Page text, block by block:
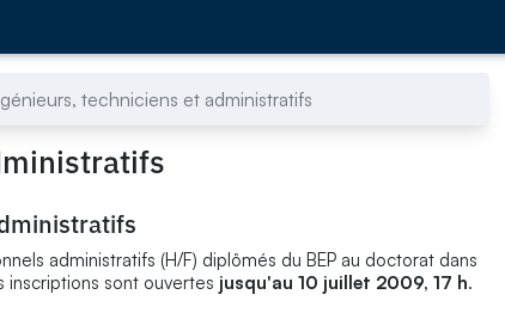
techniciens et administratifs
administratifs (H/F) diplômés du BEP au doctorat dans
sont ouvertes jusqu'au 10 juillet 2009, 17 h.